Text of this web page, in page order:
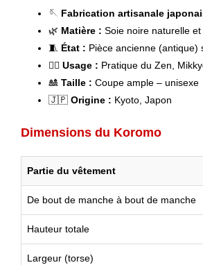
🪡 Fabrication artisanale
🌿 Matière : Soie noire naturelle
🧵 État : Pièce ancienne (antique)
🧘‍♂️ Usage : Pratique du Zen,
🎎 Taille : Coupe ample – unisexe
🇯🇵 Origine : Kyoto, Japon
Dimensions du Koromo
Partie du vêtement
De bout de manche à bout de manche
Hauteur totale
Largeur (torse)